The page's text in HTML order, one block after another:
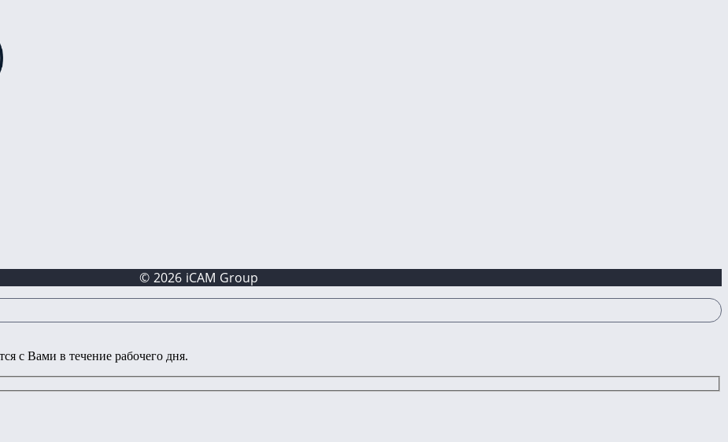
© 2026 iCAM Group
с Вами в течение рабочего дня.